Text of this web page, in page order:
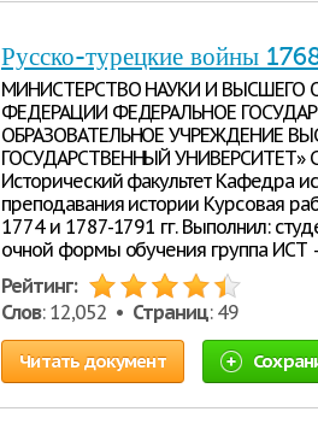
Русско-турецкие войны
МИНИСТЕРСТВО НАУКИ И ВЫСШЕГО
ФЕДЕРАЦИИ ФЕДЕРАЛЬНОЕ
ОБРАЗОВАТЕЛЬНОЕ УЧРЕЖДЕНИЕ
ГОСУДАРСТВЕННЫЙ
Исторический факультет Кафедра
преподавания истории Курсовая
1774 и 1787-1791 гг. Выполнил:
очной формы обучения группа ИСТ
Рейтинг:
Слов: 12,052 • Страниц: 49
Читать документ